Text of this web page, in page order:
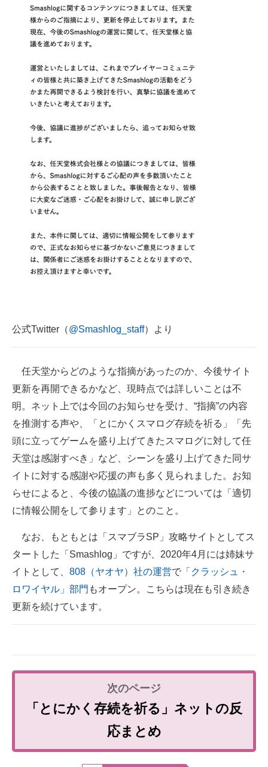
公式Twitter（@Smashlog_staff）より
任天堂からどのような指摘があったのか、今後サイト
更新を再開できるかなど、現時点では詳しいことは不
明。ネット上では今回のお知らせを受け、“指摘”の内容
を推測する声や、「とにかくスマログ存続を祈る」「先
頭に立ってゲームを盛り上げてきたスマログに対して任
天堂は感謝すべき」など、シーンを盛り上げてきた同サ
イトに対する感謝や応援の声も多く見られました。お知
らせによると、今後の協議の進捗などについては「適切
に情報公開をして参ります」とのこと。
なお、もともとは「スマブラSP」攻略サイトとしてス
タートした「Smashlog」ですが、2020年4月には姉妹サ
イトとして、 808（ヤオヤ）社の運営で 「クラッシュ・
ロワイヤル」部門 もオープン。こちらは現在も引き続き
更新を続けています。
「とにかく存続を祈る」ネットの反
応まとめ